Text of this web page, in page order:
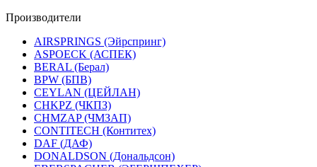
Производители
AIRSPRINGS (Эйрспринг)
ASPOECK (АСПЕК)
BERAL (Берал)
BPW (БПВ)
CEYLAN (ЦЕЙЛАН)
CHKPZ (ЧКПЗ)
CHMZAP (ЧМЗАП)
CONTITECH (Контитех)
DAF (ДАФ)
DONALDSON (Дональдсон)